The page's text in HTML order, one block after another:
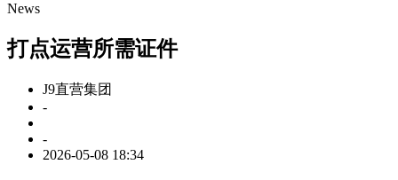
News
打点运营所需证件
J9直营集团
-
-
2026-05-08 18:34